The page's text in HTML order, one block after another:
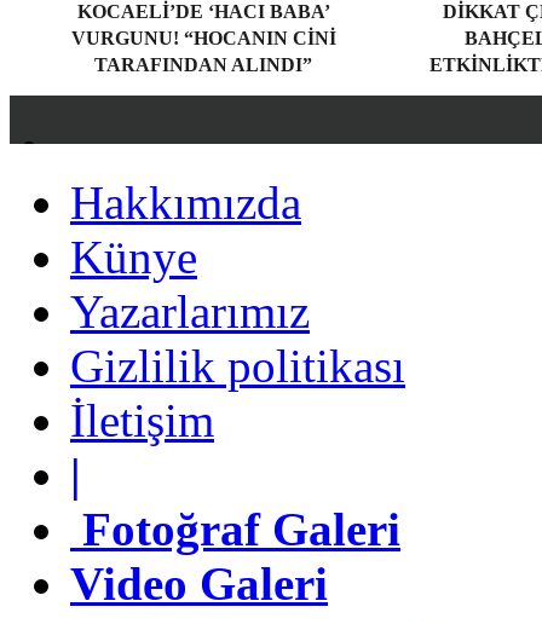
KOCAELI’DE ‘HACI BABA’
VURGUNU! “HOCANIN CINI
TARAFINDAN ALINDI”
DIKKAT
Künye
Yazarlarımız
Gizlilik politikası
İletişim
Fotoğraf Galeri
Video Galeri
Hakkımızda
Künye
Yazarlarımız
Gizlilik politikası
İletişim
|
Fotoğraf Galeri
Video Galeri